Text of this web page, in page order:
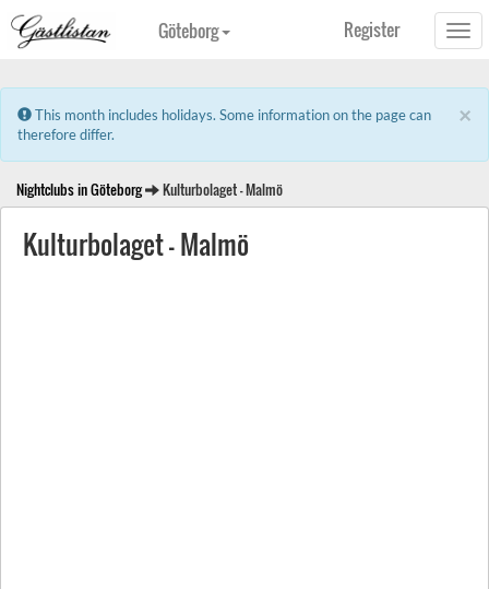
Register
Göteborg
×
Error:
This month includes holidays. Some information on the page can
therefore differ.
Nightclubs in Göteborg Kulturbolaget - Malmö
Kulturbolaget - Malmö